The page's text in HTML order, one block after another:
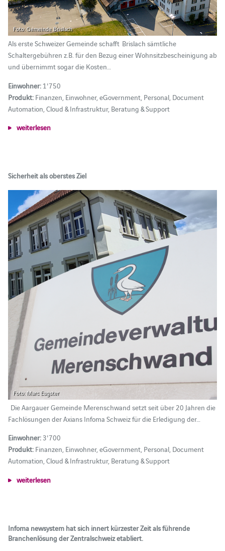
Foto: Gemeinde Brislach
Als erste Schweizer Gemeinde schafft Brislach sämtliche
Schaltergebühren z.B. für den Bezug einer Wohnsitzbescheinigung ab
und übernimmt sogar die Kosten…
Einwohner:1'750
Produkt:Finanzen, Einwohner, eGovernment, Personal, Document
Automation, Cloud & Infrastruktur, Beratung & Support
weiterlesen
Sicherheit als oberstes Ziel
Foto: Marc Eugster
Die Aargauer Gemeinde Merenschwand setzt seit über 20 Jahren die
Fachlösungen der Axians Infoma Schweiz für die Erledigung der…
Einwohner:3'700
Produkt:Finanzen, Einwohner, eGovernment, Personal, Document
Automation, Cloud & Infrastruktur, Beratung & Support
weiterlesen
Infoma newsystem hat sich innert kürzester Zeit als führende
Branchenlösung der Zentralschweiz etabliert.